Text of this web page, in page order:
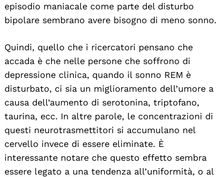
episodio maniacale come parte del disturbo
bipolare sembrano avere bisogno di meno sonno.
Quindi, quello che i ricercatori pensano che
accada è che nelle persone che soffrono di
depressione clinica, quando il sonno REM è
disturbato, ci sia un miglioramento dell’umore a
causa dell’aumento di serotonina, triptofano,
taurina, ecc. In altre parole, le concentrazioni di
questi neurotrasmettitori si accumulano nel
cervello invece di essere eliminate. È
interessante notare che questo effetto sembra
essere legato a una tendenza all’uniformità, o al